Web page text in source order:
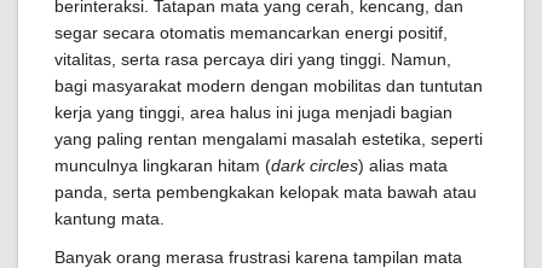
berinteraksi. Tatapan mata yang cerah, kencang, dan
segar secara otomatis memancarkan energi positif,
vitalitas, serta rasa percaya diri yang tinggi. Namun,
bagi masyarakat modern dengan mobilitas dan tuntutan
kerja yang tinggi, area halus ini juga menjadi bagian
yang paling rentan mengalami masalah estetika, seperti
munculnya lingkaran hitam (dark circles) alias mata
panda, serta pembengkakan kelopak mata bawah atau
kantung mata.
Banyak orang merasa frustrasi karena tampilan mata